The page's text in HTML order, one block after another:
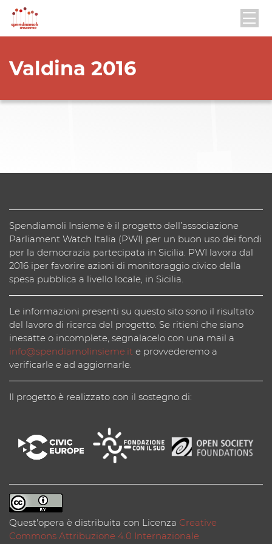
Valdina 2016
Spendiamoli Insieme è il progetto dell’associazione
Parliament Watch Italia (PWI) per un buon uso dei fondi
per la democrazia partecipata in Sicilia. PWI lavora dal
2016 iper favorire azioni di monitoraggio civico della
spesa pubblica a livello locale, in Sicilia.
Le informazioni presenti su questo sito sono il risultato
del lavoro di ricerca del progetto. Se ritieni che siano
inesatte o incomplete, segnalacelo con una mail a
info@spendiamolinsieme.it e provvederemo a
verificarle e ad aggiornarle.
Il progetto è realizzato con il sostegno di:
Quest'opera è distribuita con Licenza Creative
Commons Attribuzione 4.0 Internazionale